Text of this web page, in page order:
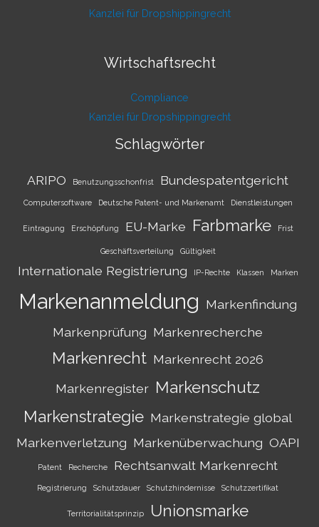
Kanzlei für Dropshippingrecht
Wirtschaftsrecht
Compliance
Kanzlei für Dropshippingrecht
Schlagwörter
ARIPO Benutzungsschonfrist Bundespatentgericht
Computersoftware Deutsche Patent- und Markenamt Dienstleistungen
Eintragung Erschöpfung EU-Marke Farbmarke Frist
Geschäftsverteilung Gültigkeit
Internationale Registrierung IP-Rechte Klassen Marken
Markenanmeldung Markenfindung
Markenprüfung Markenrecherche
Markenrecht Markenrecht 2026
Markenregister Markenschutz
Markenstrategie Markenstrategie global
Markenverletzung Markenüberwachung OAPI
Patent Recherche Rechtsanwalt Markenrecht
Registrierung Schutzdauer Schutzhindernisse Schutzzertifikat
Territorialitätsprinzip Unionsmarke